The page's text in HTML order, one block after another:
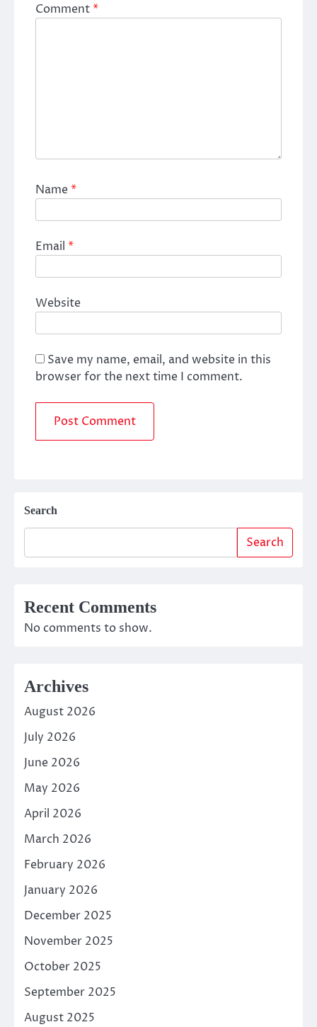
Comment*
Name*
Email *
Website
Save my name, email, and website in this
browser for the next time I comment.
Search
Search
Recent Comments
No comments to show.
Archives
August 2026
July 2026
June 2026
May 2026
April 2026
March 2026
February 2026
January 2026
December 2025
November 2025
October 2025
September 2025
August 2025